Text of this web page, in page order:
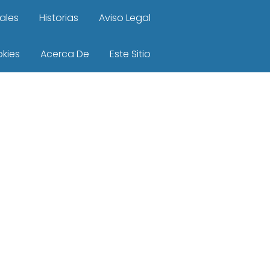
Historias Aviso Legal
Acerca De Este Sitio